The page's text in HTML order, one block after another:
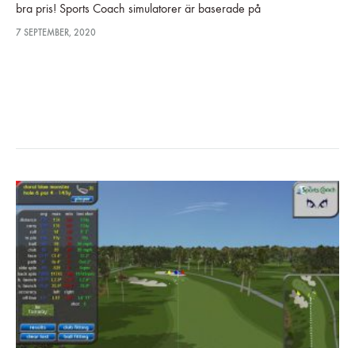
bra pris! Sports Coach simulatorer är baserade på
höghastighetskameror. Kamerateknologin har flera fördelar, dels
7 SEPTEMBER, 2020